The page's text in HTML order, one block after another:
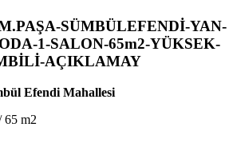
SÜMBÜLEFENDİ-YAN-
1-SALON-65m2-YÜKSEK-
AÇIKLAMAY
Efendi Mahallesi
65 m2